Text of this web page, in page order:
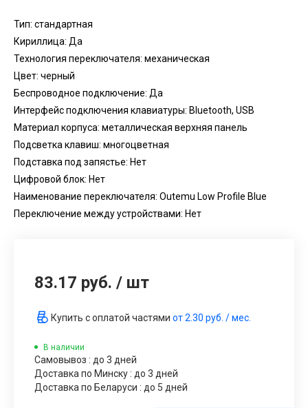
Тип: стандартная
Кириллица: Да
Технология переключателя: механическая
Цвет: черный
Беспроводное подключение: Да
Интерфейс подключения клавиатуры: Bluetooth, USB
Материал корпуса: металлическая верхняя панель
Подсветка клавиш: многоцветная
Подставка под запястье: Нет
Цифровой блок: Нет
Наименование переключателя: Outemu Low Profile Blue
Переключение между устройствами: Нет
83.17 руб. / шт
Купить с оплатой частями от2.30 руб. / мес.
В наличии
Самовывоз : до 3 дней
Доставка по Минску : до 3 дней
Доставка по Беларуси : до 5 дней